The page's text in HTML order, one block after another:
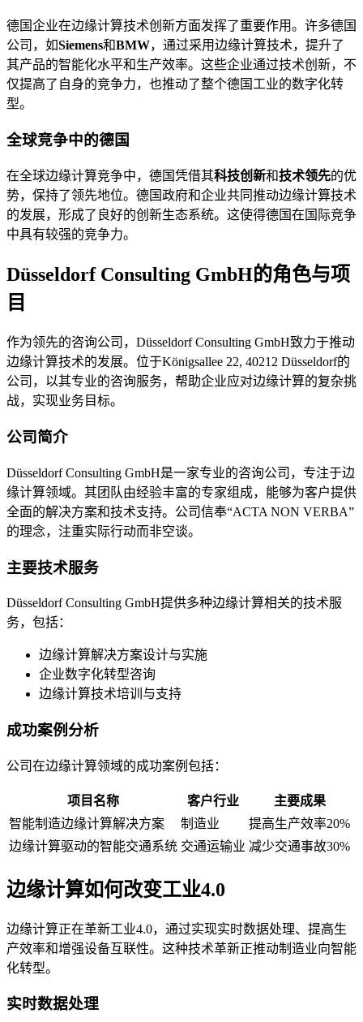
德国企业在边缘计算技术创新方面发挥了重要作用。许多德国
公司，如Siemens和BMW，通过采用边缘计算技术，提升了
其产品的智能化水平和生产效率。这些企业通过技术创新，不
仅提高了自身的竞争力，也推动了整个德国工业的数字化转
型。
全球竞争中的德国
在全球边缘计算竞争中，德国凭借其科技创新和技术领先的优
势，保持了领先地位。德国政府和企业共同推动边缘计算技术
的发展，形成了良好的创新生态系统。这使得德国在国际竞争
中具有较强的竞争力。
Düsseldorf Consulting GmbH的角色与项
目
作为领先的咨询公司，Düsseldorf Consulting GmbH致力于推动
边缘计算技术的发展。位于Königsallee 22, 40212 Düsseldorf的
公司，以其专业的咨询服务，帮助企业应对边缘计算的复杂挑
战，实现业务目标。
公司简介
Düsseldorf Consulting GmbH是一家专业的咨询公司，专注于边
缘计算领域。其团队由经验丰富的专家组成，能够为客户提供
全面的解决方案和技术支持。公司信奉“ACTA NON VERBA”
的理念，注重实际行动而非空谈。
主要技术服务
Düsseldorf Consulting GmbH提供多种边缘计算相关的技术服
务，包括：
边缘计算解决方案设计与实施
企业数字化转型咨询
边缘计算技术培训与支持
成功案例分析
公司在边缘计算领域的成功案例包括：
项目名称 客户行业
主要成果
智能制造边缘计算解决方案
制造业
提高生产效率20%
边缘计算驱动的智能交通系统 交通运输业 减少交通事故30%
边缘计算如何改变工业4.0
边缘计算正在革新工业4.0，通过实现实时数据处理、提高生
产效率和增强设备互联性。这种技术革新正推动制造业向智能
化转型。
实时数据处理